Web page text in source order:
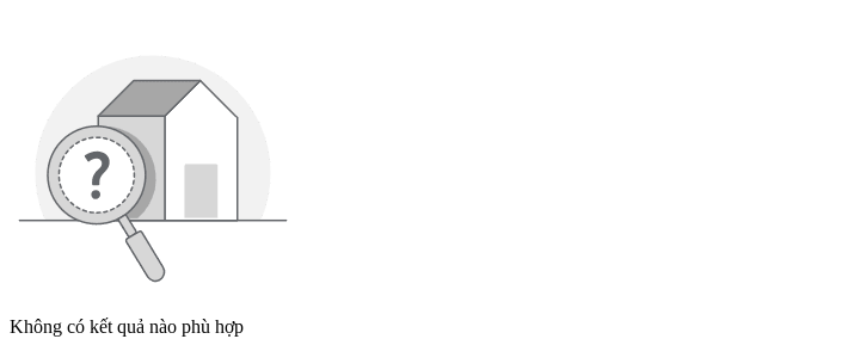
Không có kết quả nào phù hợp